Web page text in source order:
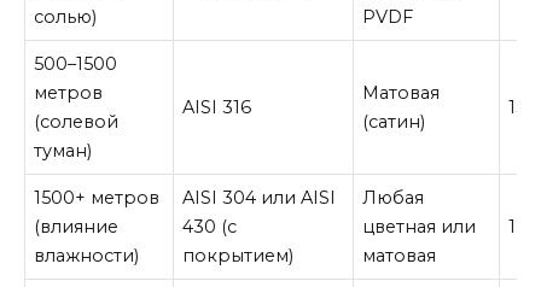
солью)
PVDF
500–1500
метров
(солевой
туман)
AISI 316
Матовая
(сатин)
1500+ метров
(влияние
влажности)
AISI 304 или AISI
430 (с
покрытием)
Любая
цветная или
матовая